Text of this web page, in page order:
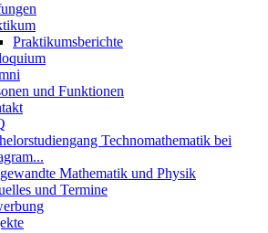
Praktikumsberichte
und Funktionen
Technomathematik bei
Mathematik und Physik
und Termine